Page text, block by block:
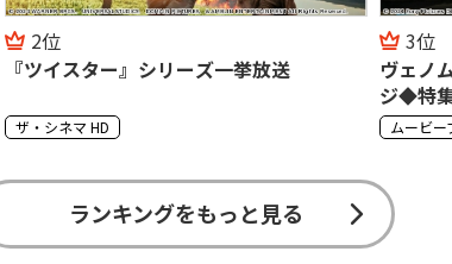
3位
ヴェノム:レット・ゼア・ビー・カーネイ
ムービープラス
4位
フラン
ザ・シネ
ランキングをもっと見る